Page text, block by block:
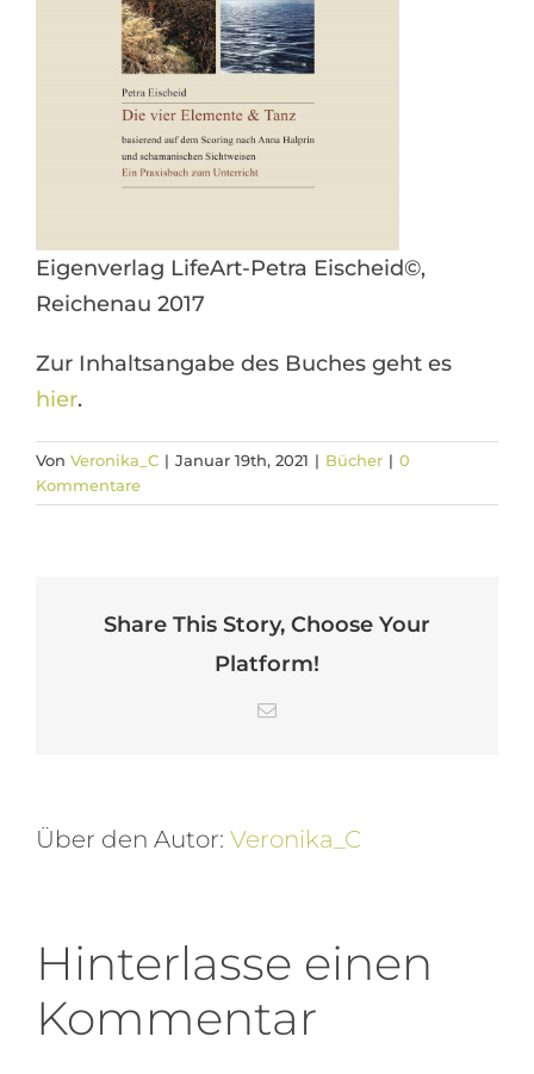
Eigenverlag LifeArt-Petra Eischeid©,
Reichenau 2017
Zur Inhaltsangabe des Buches geht es
hier.
Von Veronika_C | Januar 19th, 2021 | Bücher | 0
Kommentare
Share This Story, Choose Your
Platform!
E-
Über den Autor: Veronika_C
Hinterlasse einen
Kommentar